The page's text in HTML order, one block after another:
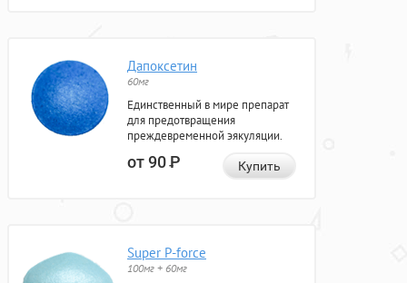
Дапоксетин
60мг
Единственный в мире препарат
для предотвращения
преждевременной эякуляции.
от 90Р Купить
Super P-force
100мг + 60мг